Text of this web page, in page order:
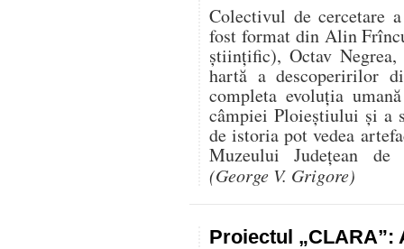
Colectivul de
fost format din Alin
științific), Octav
hartă a descoperirilor
completa evoluția
câmpiei Ploieștiului și a
de istoria pot vedea
Muzeului Județean
(George V. Grigore)
Proiectul „CLARA”: